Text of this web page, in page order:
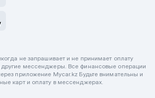
не запрашивает и не принимает оплату
другие мессенджеры. Все финансовые операции
приложение Mycar.kz Будьте внимательны и
карт и оплату в мессенджерах.